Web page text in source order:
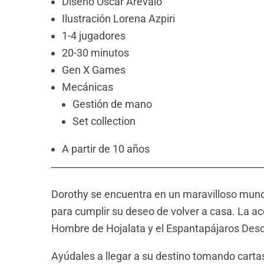
Ilustración Lorena Azpiri
1-4 jugadores
20-30 minutos
Gen X Games
Mecánicas
Gestión de mano
Set collection
A partir de 10 años
Dorothy se encuentra en un maravilloso
para cumplir su deseo de volver a casa. La
Hombre de Hojalata y el Espantapájaros
Ayúdales a llegar a su destino tomando